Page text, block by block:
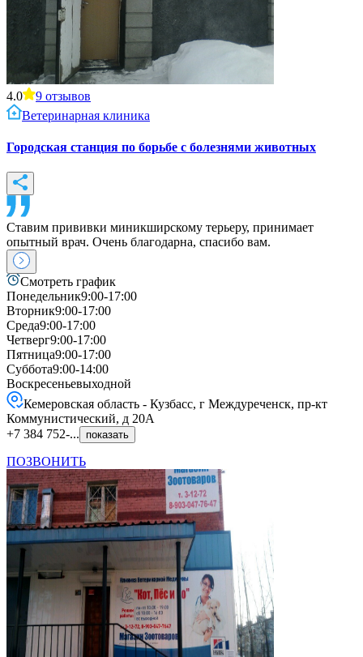
4.0 9 отзывов
Ветеринарная клиника
Городская станция по борьбе с болезнями животных
Ставим прививки миникширскому терьеру, принимает
опытный врач. Очень благодарна, спасибо вам.
Смотреть график
Понедельник9:00-17:00
Вторник9:00-17:00
Среда9:00-17:00
Четверг9:00-17:00
Пятница9:00-17:00
Суббота9:00-14:00
Воскресеньевыходной
Кемеровская область - Кузбасс, г Междуреченск, пр-кт
Коммунистический, д 20А
+7 384 752-...
показать
ПОЗВОНИТЬ